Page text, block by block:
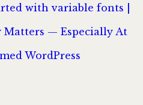
with variable fonts |
Matters — Especially At
WordPress